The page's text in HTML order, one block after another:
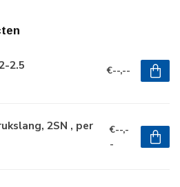
2.5 €--,--
2SN , per
€--,-
-